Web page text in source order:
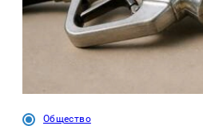
Общество